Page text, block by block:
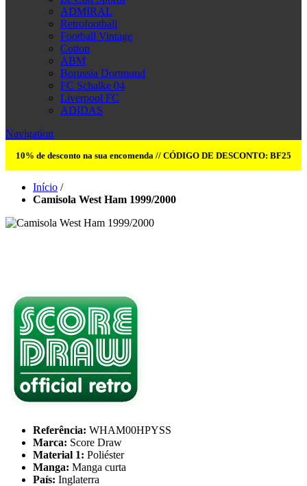
ADMIRAL
Retrofootball
Football Vintage
Cotton
ABM
Borussia Dortmund
FC Schalke 04
Liverpool FC
ADIDAS
Navigation
10% de desconto na sua encomenda // CÓDIGO DE DESCONTO: BF25
Início /
Camisola West Ham 1999/2000
Referência: WHAM00HPYSS
Marca: Score Draw
Material 1: Poliéster
Manga: Manga curta
País: Inglaterra